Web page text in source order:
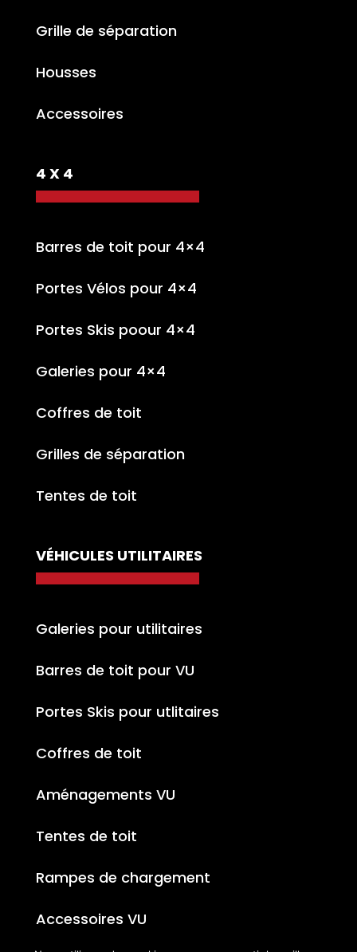
Grille de séparation
Housses
Accessoires
4 X 4
Barres de toit pour 4×4
Portes Vélos pour 4×4
Portes Skis poour 4×4
Galeries pour 4×4
Coffres de toit
Grilles de séparation
Tentes de toit
VÉHICULES UTILITAIRES
Galeries pour utilitaires
Barres de toit pour VU
Portes Skis pour utlitaires
Coffres de toit
Aménagements VU
Tentes de toit
Rampes de chargement
Accessoires VU